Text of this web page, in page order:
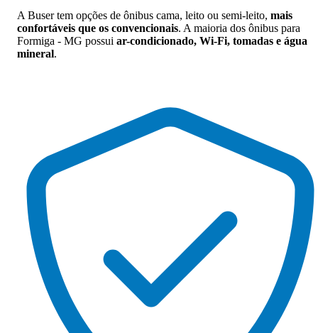
A Buser tem opções de ônibus cama, leito ou semi-leito, mais
confortáveis que os convencionais. A maioria dos ônibus para
Formiga - MG possui ar-condicionado, Wi-Fi, tomadas e água
mineral.